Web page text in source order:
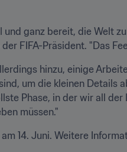
und ganz bereit, die Welt
FIFA-Präsident. "Das
hinzu, einige
um die kleinen Details
Phase, in der wir all
müssen."
14. Juni. Weitere